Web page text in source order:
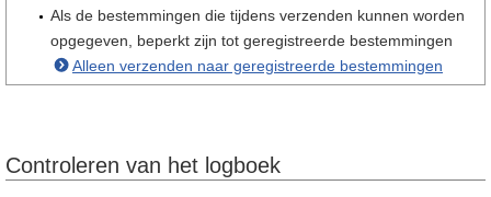
Als de bestemmingen die tijdens verzenden kunnen worden
opgegeven, beperkt zijn tot geregistreerde bestemmingen
Alleen verzenden naar geregistreerde bestemmingen
Controleren van het logboek